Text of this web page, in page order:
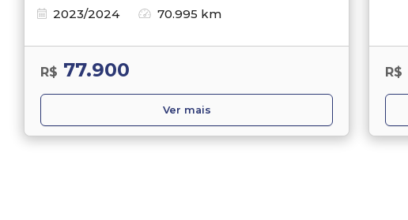
2023/2024
70.995 km
R$ 77.900
Ver mais
R$